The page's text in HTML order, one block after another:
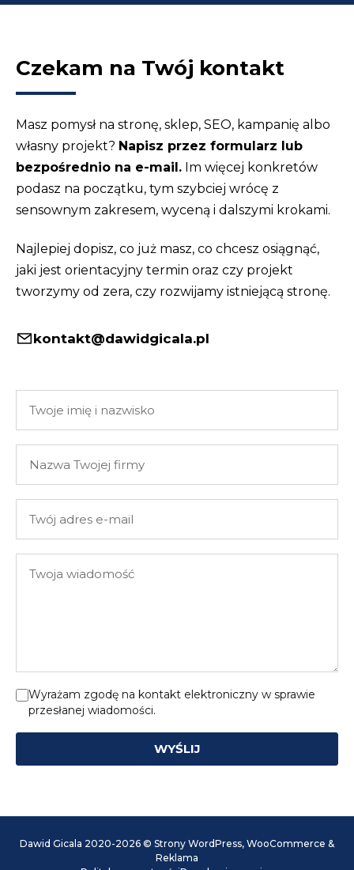
Czekam na Twój kontakt
Masz pomysł na stronę, sklep, SEO, kampanię albo
własny projekt? Napisz przez formularz lub
bezpośrednio na e-mail. Im więcej konkretów
podasz na początku, tym szybciej wrócę z
sensownym zakresem, wyceną i dalszymi krokami.
Najlepiej dopisz, co już masz, co chcesz osiągnąć,
jaki jest orientacyjny termin oraz czy projekt
tworzymy od zera, czy rozwijamy istniejącą stronę.
kontakt@dawidgicala.pl
imię
nazwisko
Twojej
adres
mail
wiadomość
Wyrażam zgodę na kontakt elektroniczny w sprawie
przesłanej wiadomości.
WYŚLIJ
Dawid Gicala 2020-2026 © Strony WordPress, WooCommerce &
Reklama